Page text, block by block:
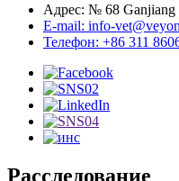
Адрес: № 68 Ganjiang
E-mail: info-
Телефон: +86 311
Расследование